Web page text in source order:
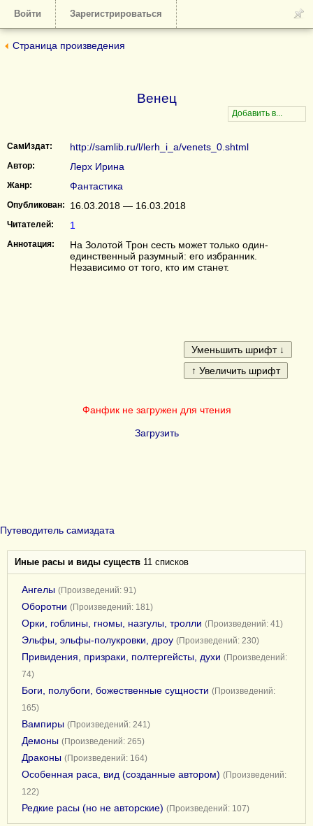
Войти Зарегистрироваться
Страница произведения
Венец
СамИздат: http://samlib.ru/l/lerh_i_a/venets_0.shtml
Автор: Лерх Ирина
Жанр: Фантастика
Опубликован: 16.03.2018 — 16.03.2018
Читателей: 1
Аннотация:
На Золотой Трон сесть может только один-
единственный разумный: его избранник.
Независимо от того, кто им станет.
Фанфик не загружен для чтения
Загрузить
Путеводитель самиздата
Иные расы и виды существ 11 списков
Ангелы (Произведений: 91)
Оборотни (Произведений: 181)
Орки, гоблины, гномы, назгулы, тролли (Произведений: 41)
Эльфы, эльфы-полукровки, дроу (Произведений: 230)
Привидения, призраки, полтергейсты, духи (Произведений:
74)
Боги, полубоги, божественные сущности (Произведений:
165)
Вампиры (Произведений: 241)
Демоны (Произведений: 265)
Драконы (Произведений: 164)
Особенная раса, вид (созданные автором) (Произведений:
122)
Редкие расы (но не авторские) (Произведений: 107)